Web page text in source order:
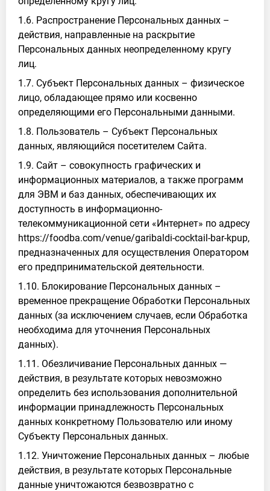
1.6. Распространение Персональных данных –
действия, направленные на раскрытие
Персональных данных неопределенному кругу
лиц.
1.7. Субъект Персональных данных – физическое
лицо, обладающее прямо или косвенно
определяющими его Персональными данными.
1.8. Пользователь – Субъект Персональных
данных, являющийся посетителем Сайта.
1.9. Сайт – совокупность графических и
информационных материалов, а также программ
для ЭВМ и баз данных, обеспечивающих их
доступность в информационно-
телекоммуникационной сети «Интернет» по адресу
https://foodba.com/venue/garibaldi-cocktail-bar-kpup,
предназначенных для осуществления Оператором
его предпринимательской деятельности.
1.10. Блокирование Персональных данных –
временное прекращение Обработки Персональных
данных (за исключением случаев, если Обработка
необходима для уточнения Персональных
данных).
1.11. Обезличивание Персональных данных —
действия, в результате которых невозможно
определить без использования дополнительной
информации принадлежность Персональных
данных конкретному Пользователю или иному
Субъекту Персональных данных.
1.12. Уничтожение Персональных данных – любые
действия, в результате которых Персональные
данные уничтожаются безвозвратно с